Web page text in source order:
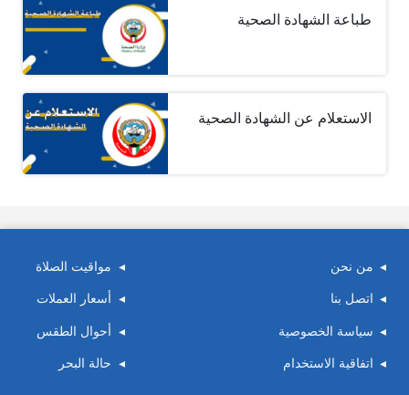
طباعة الشهادة الصحية
الاستعلام عن الشهادة الصحية
من نحن
اتصل بنا
سياسة الخصوصية
اتفاقية الاستخدام
مواقيت الصلاة
أسعار العملات
أحوال الطقس
حالة البحر